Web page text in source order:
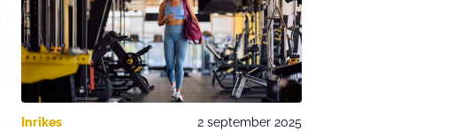
Inrikes 2 september 2025